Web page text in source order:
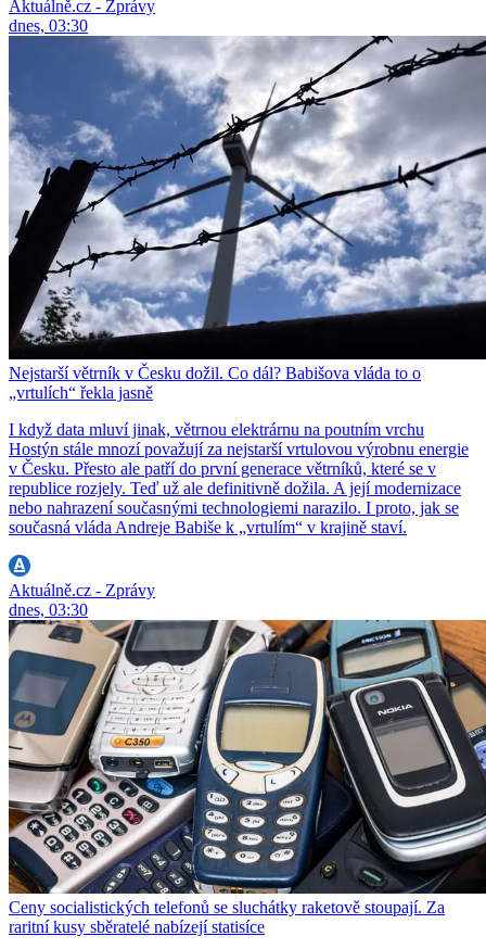
Aktuálně.cz - Zprávy
dnes, 03:30
Nejstarší větrník v Česku dožil. Co dál? Babišova vláda to o
„vrtulích“ řekla jasně
I když data mluví jinak, větrnou elektrárnu na poutním vrchu
Hostýn stále mnozí považují za nejstarší vrtulovou výrobnu energie
v Česku. Přesto ale patří do první generace větrníků, které se v
republice rozjely. Teď už ale definitivně dožila. A její modernizace
nebo nahrazení současnými technologiemi narazilo. I proto, jak se
současná vláda Andreje Babiše k „vrtulím“ v krajině staví.
Aktuálně.cz - Zprávy
dnes, 03:30
Ceny socialistických telefonů se sluchátky raketově stoupají. Za
raritní kusy sběratelé nabízejí statisíce